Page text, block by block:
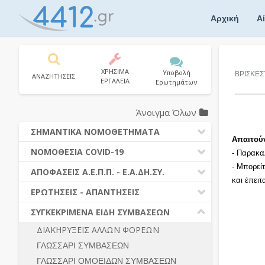
Αρχική
-
-
και
ΑΝΑΖΗΤΗΣΕΙΣ
ΧΡΗΣΙΜΑ
ΕΡΓΑΛΕΙΑ
Υποβολή
Ερωτημάτων
Άνοιγμα Όλων
ΣΗΜΑΝΤΙΚΑ ΝΟΜΟΘΕΤΗΜΑΤΑ
ΔΗΜΟΣΙΕΣ ΣΥΜΒΑΣΕΙΣ (Ν. 4412/2016)
ΔΗΜΟΤΙΚΟΣ ΚΩΔΙΚΑΣ (Ν.3463/2006)
ΚΑΛΛΙΚΡΑΤΗΣ (Ν.3852/2010)
ΝΟΜΟΘΕΣΙΑ - ΝΟΜΟΛΟΓΙΑ (ΣΥΝΟΛΟ)
ΝΟΜΟΘΕΣΙΑ COVID-19
ΝΟΜΟΘΕΣΙΑ - ΝΟΜΟΛΟΓΙΑ COVID -19
ΕΡΩΤΗΣΕΙΣ - ΑΠΑΝΤΗΣΕΙΣ
ΑΠΟΦΑΣΕΙΣ Α.Ε.Π.Π. - Ε.Α.ΔΗ.ΣΥ.
ΠΡΟΔΙΚΑΣΤΙΚΗ ΠΡΟΣΦΥΓΗ
ΓΕΝΙΚΟΙ ΚΑΝΟΝΕΣ
ΔΙΚΑΙΟΥΜΕΝΟΙ ΣΥΜΜΕΤΟΧΗΣ
ΠΡΟΣΦΟΡΕΣ – ΔΙΚΑΙΟΛΟΓΗΤΙΚΑ
ΣΥΜΜΕΤΟΧΗΣ
ΕΡΩΤΗΣΕΙΣ - ΑΠΑΝΤΗΣΕΙΣ
Ν. 4782/2021 - ΤΡΟΠΟΠΟΙΗΣΗ
4412/2016
ΔΙΕΞΑΓΩΓΗ ΔΙΑΔΙΚΑΣΙΑΣ
ΔΙΑΔΙΚΑΣΙΕΣ ΑΝΑΘΕΣΗΣ
ΣΥΓΚΕΚΡΙΜΕΝΑ ΕΙΔΗ ΣΥΜΒΑΣΕΩΝ
ΔΙΑΚΗΡΥΞΕΙΣ ΑΛΛΩΝ ΦΟΡΕΩΝ
ΓΛΩΣΣΑΡΙ ΣΥΜΒΑΣΕΩΝ
ΓΛΩΣΣΑΡΙ ΟΜΟΕΙΔΩΝ ΣΥΜΒΑΣΕΩΝ